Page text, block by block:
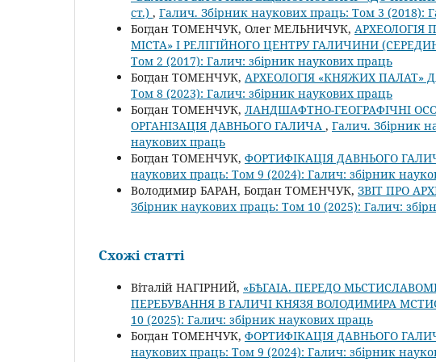
ст.) , Галич. Збірник наукових праць: Том 3 (2018):
Богдан ТОМЕНЧУК, Олег МЕЛЬНИЧУК, АРХЕОЛОГІЯ
МІСТА» І РЕЛІГІЙНОГО ЦЕНТРУ ГАЛИЧИНИ
Том 2 (2017): Галич: збірник наукових праць
Богдан ТОМЕНЧУК, АРХЕОЛОГІЯ «КНЯЖИХ ПАЛАТ»
Том 8 (2023): Галич: збірник наукових праць
Богдан ТОМЕНЧУК, ЛАНДШАФТНО-ГЕОГРАФІЧНІ
ОРГАНІЗАЦІЯ ДАВНЬОГО ГАЛИЧА , Галич. Збірник
наукових праць
Богдан ТОМЕНЧУК, ФОРТИФІКАЦІЯ ДАВНЬОГО
наукових праць: Том 9 (2024): Галич: збірник
Володимир БАРАН, Богдан ТОМЕНЧУК, ЗВІТ ПРО
Збірник наукових праць: Том 10 (2025): Галич:
Схожі статті
Віталій НАГІРНИЙ, «БѢГАІА. ПЕРЕДО
ПЕРЕБУВАННЯ В ГАЛИЧІ КНЯЗЯ ВОЛОДИМИРА
10 (2025): Галич: збірник наукових праць
Богдан ТОМЕНЧУК, ФОРТИФІКАЦІЯ ДАВНЬОГО
наукових праць: Том 9 (2024): Галич: збірник